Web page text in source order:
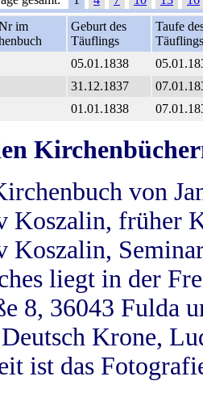
im
Geburt des
Täuflings
Taufe
Täuflings
05.01.1838
31.12.1837
01.01.1838
von
Koszalin, früher
Koszalin,
liegt in der
8, 36043 Fulda
Krone,
ist das